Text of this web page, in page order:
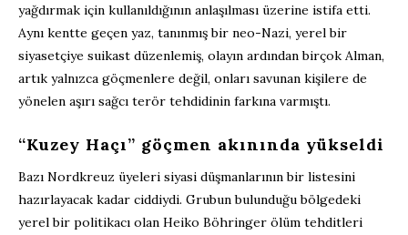
yağdırmak için kullanıldığının anlaşılması üzerine istifa etti.
Aynı kentte geçen yaz, tanınmış bir neo-Nazi, yerel bir
siyasetçiye suikast düzenlemiş, olayın ardından birçok Alman,
artık yalnızca göçmenlere değil, onları savunan kişilere de
yönelen aşırı sağcı terör tehdidinin farkına varmıştı.
“Kuzey Haçı” göçmen akınında yükseldi
Bazı Nordkreuz üyeleri siyasi düşmanlarının bir listesini
hazırlayacak kadar ciddiydi. Grubun bulunduğu bölgedeki
yerel bir politikacı olan Heiko Böhringer ölüm tehditleri